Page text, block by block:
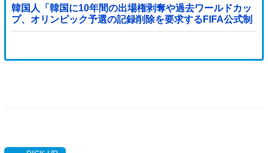
韓国人「韓国に10年間の出場権剥奪や過去ワールドカッ
プ、オリンピック予選の記録削除を要求するFIFA公式制
裁を海外メディアが報道！」